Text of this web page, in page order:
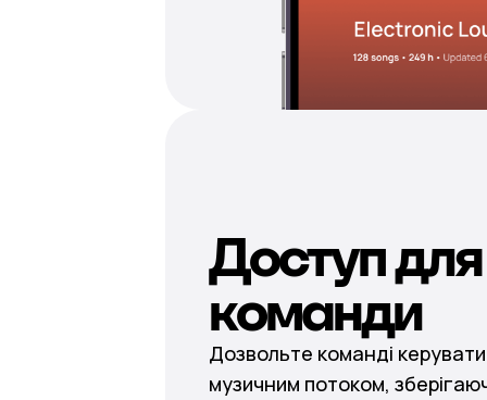
Доступ для
команди
Дозвольте команді
музичним потоком,